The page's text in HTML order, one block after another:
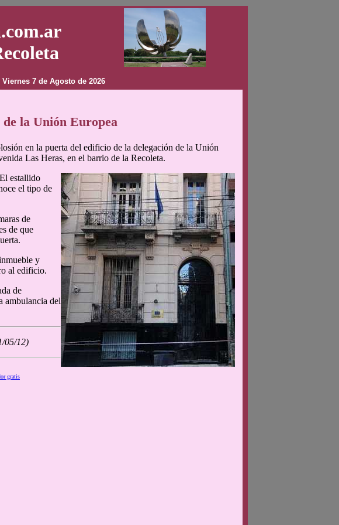
7 de Agosto de 2026
la Unión Europea
en la puerta del edificio de la delegación de la Unión
Las Heras, en el barrio de la Recoleta.
estallido
el tipo de
de
de que
y
al edificio.
de
ambulancia del
05/12)
gratis